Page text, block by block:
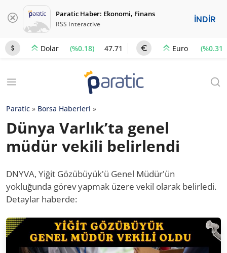
Paratic Haber: Ekonomi, Finans
RSS Interactive İNDİR
Dolar (%0.18) 47.71 Euro (%0.31)
Paratic » Borsa Haberleri »
Dünya Varlık’ta genel
müdür vekili belirlendi
DNYVA, Yiğit Gözübüyük'ü Genel Müdür'ün
yokluğunda görev yapmak üzere vekil olarak belirledi.
Detaylar haberde: